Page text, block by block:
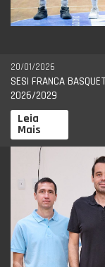
20/01/2026
SESI FRANCA
2026/2029
Leia
Mais